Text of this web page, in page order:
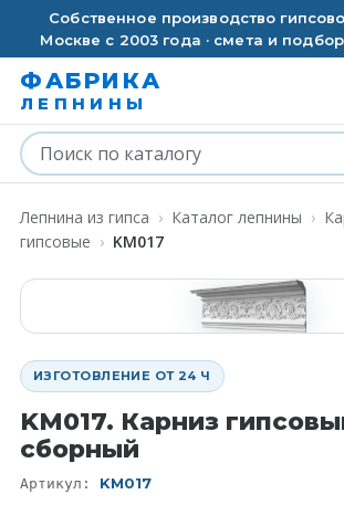
Собственное производство
Москве с 2003 года · смета и
ФАБРИКА
ЛЕПНИНЫ
Лепнина из гипса › Каталог лепнины ›
гипсовые › KM017
ИЗГОТОВЛЕНИЕ ОТ 24 Ч
KM017. Карниз
сборный
Артикул: KM017